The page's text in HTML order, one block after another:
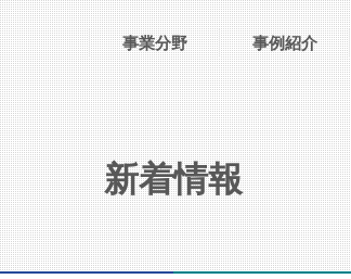
事業分野 事例紹介
新着情報